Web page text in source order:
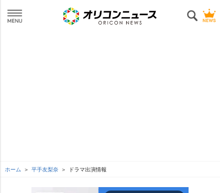
ホーム 平手友梨奈 ドラマ出演情報